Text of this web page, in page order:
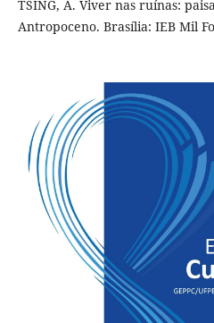
TSING, A. Viver nas ruínas:
Antropoceno. Brasília: IEB Mil